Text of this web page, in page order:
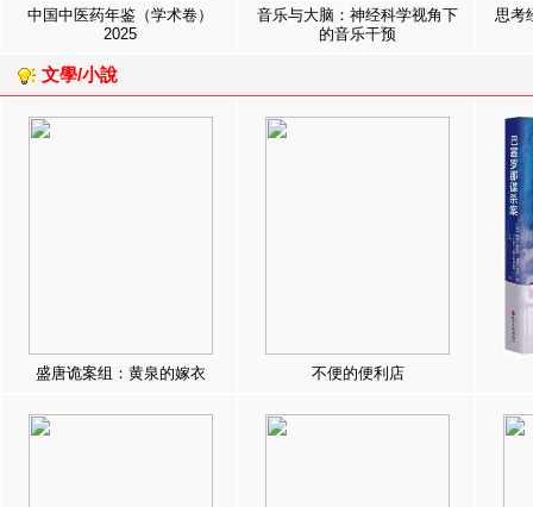
中国中医药年鉴（学术卷）
2025
音乐与大脑：神经科学视角下
的音乐干预
思考
文學/小說
盛唐诡案组：黄泉的嫁衣 不便的便利店